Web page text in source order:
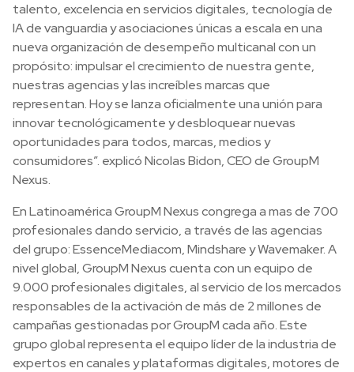
talento, excelencia en servicios digitales, tecnología de
IA de vanguardia y asociaciones únicas a escala en una
nueva organización de desempeño multicanal con un
propósito: impulsar el crecimiento de nuestra gente,
nuestras agencias y las increíbles marcas que
representan. Hoy se lanza oficialmente una unión para
innovar tecnológicamente y desbloquear nuevas
oportunidades para todos, marcas, medios y
consumidores”. explicó Nicolas Bidon, CEO de GroupM
Nexus.
En Latinoamérica GroupM Nexus congrega a mas de 700
profesionales dando servicio, a través de las agencias
del grupo: EssenceMediacom, Mindshare y Wavemaker. A
nivel global, GroupM Nexus cuenta con un equipo de
9.000 profesionales digitales, al servicio de los mercados
responsables de la activación de más de 2 millones de
campañas gestionadas por GroupM cada año. Este
grupo global representa el equipo líder de la industria de
expertos en canales y plataformas digitales, motores de